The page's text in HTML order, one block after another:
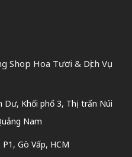
Shop Hoa Tươi & Dịch Vụ
Dư, Khối phố 3, Thị trấn Núi
Nam
Gò Vấp, HCM